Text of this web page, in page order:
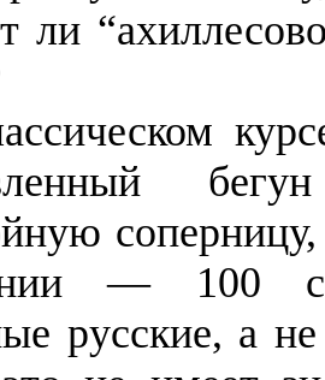
ли
— 100
русские, а